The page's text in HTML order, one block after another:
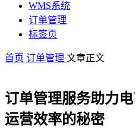
WMS系统
订单管理
标签页
首页 订单管理 文章正文
订单管理服务助力
运营效率的秘密